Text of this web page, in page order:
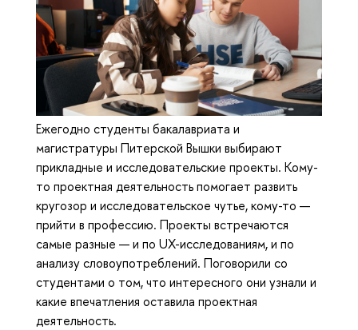
Ежегодно студенты бакалавриата и
магистратуры Питерской Вышки выбирают
прикладные и исследовательские проекты. Кому-
то проектная деятельность помогает развить
кругозор и исследовательское чутье, кому-то —
прийти в профессию. Проекты встречаются
самые разные — и по UX-исследованиям, и по
анализу словоупотреблений. Поговорили со
студентами о том, что интересного они узнали и
какие впечатления оставила проектная
деятельность.